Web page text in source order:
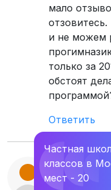
мало
и не можем
только за
обстоят
Ответить
#267 Алина
2018-07-28
Частная
классов в
мест - 20